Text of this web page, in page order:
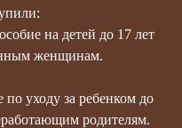
на детей до 17 лет
женщинам.
по уходу за ребенком до
родителям.